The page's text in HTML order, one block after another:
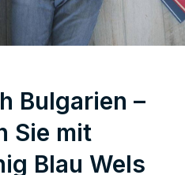
Bulgarien –
Sie mit
Blau Wels